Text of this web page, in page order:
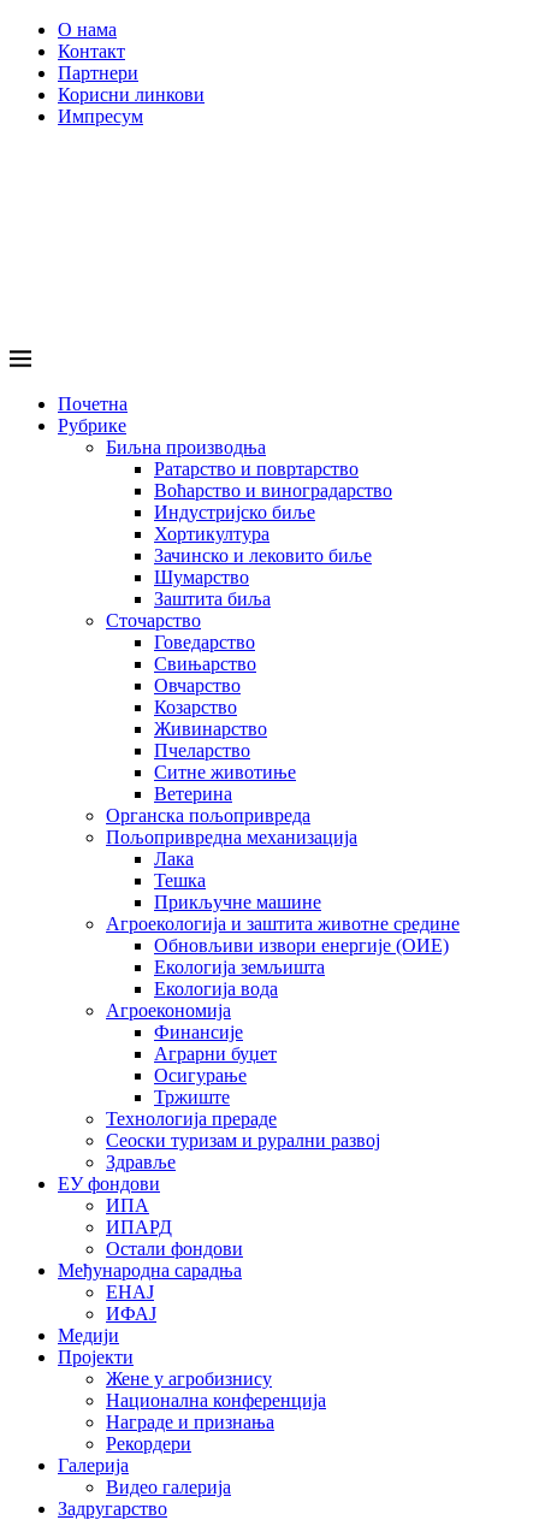
О нама
Контакт
Партнери
Корисни линкови
Импресум
Почетна
Рубрике
Биљна производња
Ратарство и повртарство
Воћарство и виноградарство
Индустријско биље
Хортикултура
Зачинско и лековито биље
Шумарство
Заштита биља
Сточарство
Говедарство
Свињарство
Овчарство
Козарство
Живинарство
Пчеларство
Ситне животиње
Ветерина
Органска пољопривреда
Пољопривредна механизација
Лака
Тешка
Прикључне машине
Агроекологија и заштита животне средине
Обновљиви извори енергије (ОИЕ)
Екологија земљишта
Екологија вода
Агроекономија
Финансије
Аграрни буџет
Осигурање
Тржиште
Технологија прераде
Сеоски туризам и рурални развој
Здравље
ЕУ фондови
ИПА
ИПАРД
Остали фондови
Међународна сарадња
ЕНАЈ
ИФАЈ
Медији
Пројекти
Жене у агробизнису
Национална конференција
Награде и признања
Рекордери
Галерија
Видео галерија
Задругарство